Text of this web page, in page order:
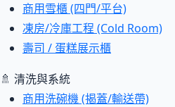
商用雪櫃 (四門/平台)
凍房/冷庫工程 (Cold Room)
壽司 / 蛋糕展示櫃
🚿 清洗與系統
商用洗碗機 (揭蓋/輸送帶)